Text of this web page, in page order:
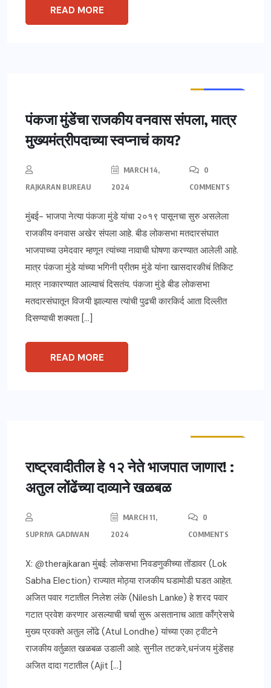
READ MORE
पंकजा मुंडेंचा राजकीय वनवास संपला, मात्र
मुख्यमंत्रीपदाच्या स्वप्नाचं काय?
RAJKARAN BUREAU
MARCH 14,
2024
0
COMMENTS
मुंबई- भाजपा नेत्या पंकजा मुंडे यांचा २०१९ पासूनचा सुरु असलेला
राजकीय वनवास अखेर संपला आहे. बीड लोकसभा मतदारसंघात
भाजपाच्या उमेदवार म्हणून त्यांच्या नावाची घोषणा करण्यात आलेली आहे.
मात्र पंकजा मुंडे यांच्या भगिनी प्रीतम मुंडे यांना खासदारकीचं तिकिट
मात्र नाकारण्यात आल्याचं दिसतंय. पंकजा मुंडे बीड लोकसभा
मतदारसंघातून विजयी झाल्यास त्यांची पुढची कारकिर्द आता दिल्लीत
दिसण्याची शक्यता […]
READ MORE
राष्ट्रवादीतील हे १२ नेते भाजपात जाणार! :
अतुल लोंढेंच्या दाव्याने खळबळ
SUPRIYA GADIWAN
MARCH 11,
2024
0
COMMENTS
X: @therajkaran मुंबई: लोकसभा निवडणुकीच्या तोंडावर (Lok
Sabha Election) राज्यात मोठ्या राजकीय घडामोडी घडत आहेत.
अजित पवार गटातील निलेश लंके (Nilesh Lanke) हे शरद पवार
गटात प्रवेश करणार असल्याची चर्चा सुरू असतानाच आता काँग्रेसचे
मुख्य प्रवक्ते अतुल लोंढे (Atul Londhe) यांच्या एका ट्वीटने
राजकीय वर्तुळात खळबळ उडाली आहे. सुनील तटकरे,धनंजय मुंडेंसह
अजित दादा गटातील (Ajit […]